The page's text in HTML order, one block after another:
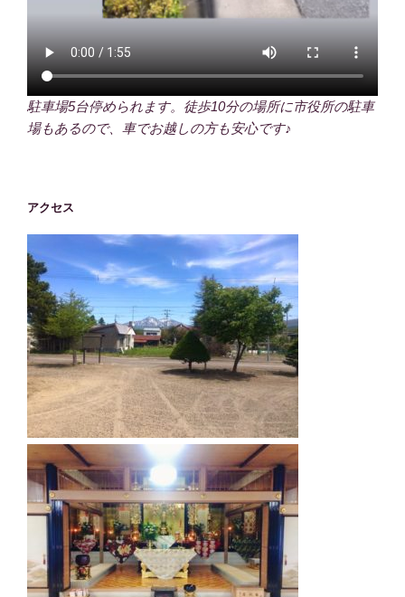
駐車場5台停められます。徒歩10分の場所に市役所の駐車
場もあるので、車でお越しの方も安心です♪
アクセス